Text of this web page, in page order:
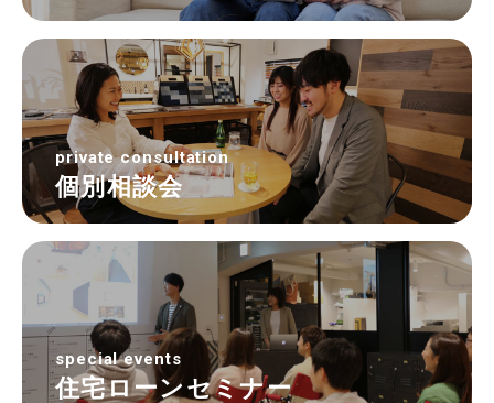
private consultation
個別相談会
special events
住宅ローンセミナー